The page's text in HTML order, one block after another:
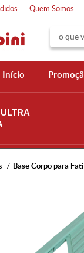
Quem Somos
Início
Base Corpo para